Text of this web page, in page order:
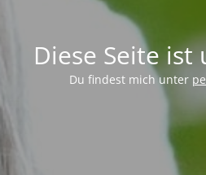
Diese Seite ist
Du findest mich unter